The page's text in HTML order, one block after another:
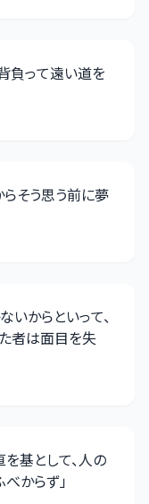
負って遠い道を
らそう思う前に夢
からといって、
者は面目を失
基として、人の
べからず」